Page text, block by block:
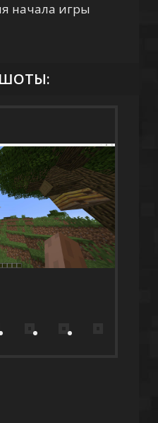
начала игры